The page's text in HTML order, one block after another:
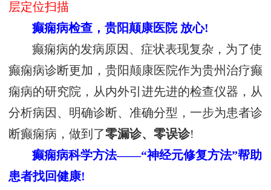
层定位扫描
癫痫病检查，贵阳颠康医院 放心!
癫痫病的发病原因、症状表现复杂，为了使
癫痫病诊断更加，贵阳颠康医院作为贵州治疗癫
痫病的研究院，从内外引进先进的检查仪器，从
分析病因、明确诊断、准确分型，一步为患者诊
断癫痫病，做到了零漏诊、零误诊!
癫痫病科学方法——“神经元修复方法”帮助
患者找回健康!